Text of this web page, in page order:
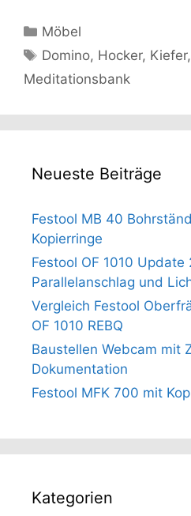
Kategorien
Möbel
Schlagwörter
Domino, Hocker, Kiefer,
Meditationsbank
Neueste Beiträge
Festool MB 40
Kopierringe
Festool OF 1010 Update
Parallelanschlag und
Vergleich Festool
OF 1010 REBQ
Baustellen Webcam mit
Dokumentation
Festool MFK 700 mit
Kategorien